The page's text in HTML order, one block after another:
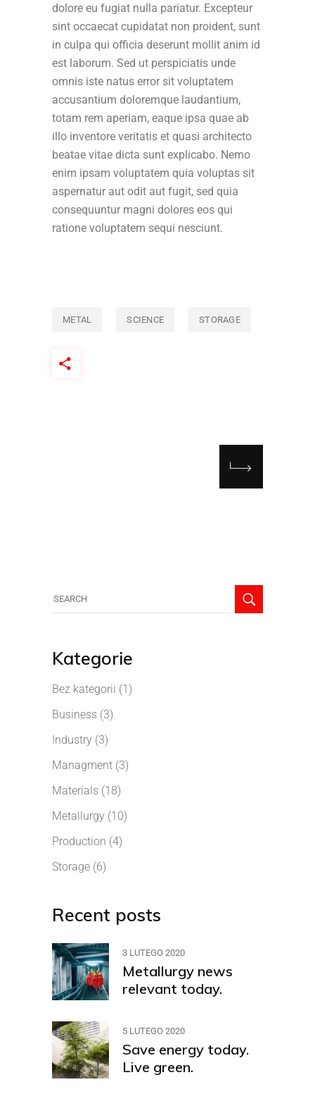
dolore eu fugiat nulla pariatur. Excepteur
sint occaecat cupidatat non proident, sunt
in culpa qui officia deserunt mollit anim id
est laborum. Sed ut perspiciatis unde
omnis iste natus error sit voluptatem
accusantium doloremque laudantium,
totam rem aperiam, eaque ipsa quae ab
illo inventore veritatis et quasi architecto
beatae vitae dicta sunt explicabo. Nemo
enim ipsam voluptatem quia voluptas sit
aspernatur aut odit aut fugit, sed quia
consequuntur magni dolores eos qui
ratione voluptatem sequi nesciunt.
METAL SCIENCE STORAGE
Kategorie
Bez kategorii (1)
Business (3)
Industry (3)
Managment (3)
Materials (18)
Metallurgy (10)
Production (4)
Storage (6)
Recent posts
3 LUTEGO 2020
Metallurgy news
relevant today.
5 LUTEGO 2020
Save energy today.
Live green.